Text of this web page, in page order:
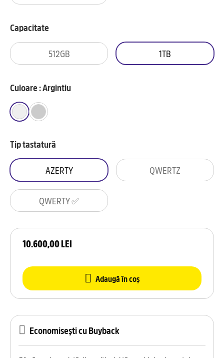
10.600,00 LEI
Adaugă în coș
Capacitate
512GB 1TB
Culoare : Argintiu
Tip tastatură
AZERTY QWERTZ
QWERTY ✅
Economisești cu Buyback